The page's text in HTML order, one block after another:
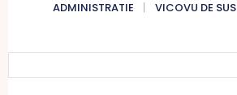
ADMINISTRATIE
VICOVU DE SUS